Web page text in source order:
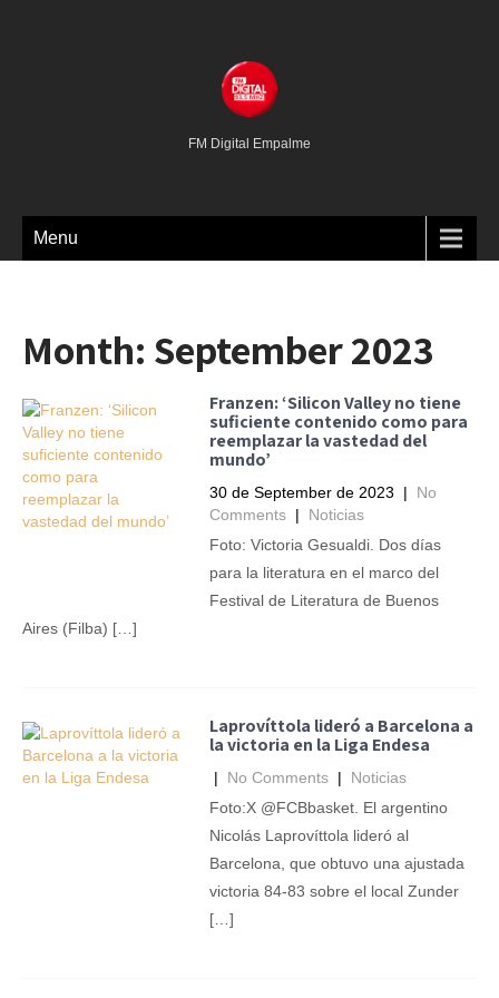
FM Digital Empalme
Menu
Month: September 2023
Franzen: ‘Silicon Valley no tiene
suficiente contenido como para
reemplazar la vastedad del
mundo’
30 de September de 2023 | No
Comments | Noticias
Foto: Victoria Gesualdi. Dos días
para la literatura en el marco del
Festival de Literatura de Buenos
Aires (Filba) […]
Laprovíttola lideró a Barcelona a
la victoria en la Liga Endesa
| No Comments | Noticias
Foto:X @FCBbasket. El argentino
Nicolás Laprovíttola lideró al
Barcelona, que obtuvo una ajustada
victoria 84-83 sobre el local Zunder
[…]